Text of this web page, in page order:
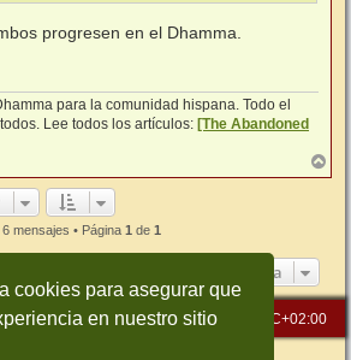
cookies para asegurar que
en nuestro sitio
progresen en el Dhamma.
para la comunidad hispana. Todo el
Lee todos los artículos: [The Abandoned
r
6 mensajes • Página 1 de 1
Ir a
Todos los horarios son UTC+02:00